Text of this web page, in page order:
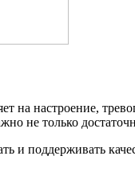
на настроение,
не только
и поддерживать